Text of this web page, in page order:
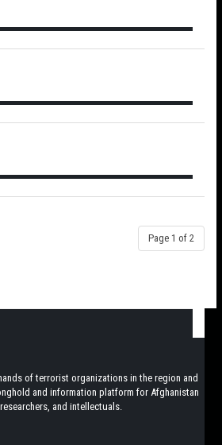
Page 1 of 2
of terrorist organizations in the region and
and information platform for Afghanistan
and intellectuals.